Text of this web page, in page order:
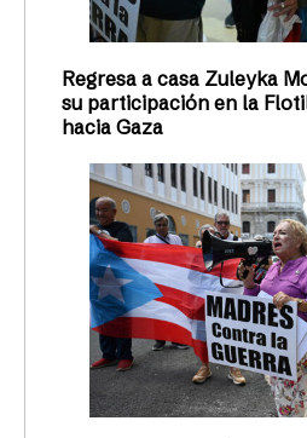
Regresa a casa Zuleyka
su participación en la
hacia Gaza